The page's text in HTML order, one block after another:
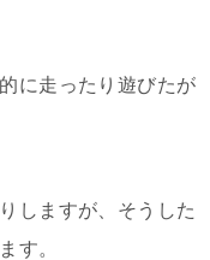
に走ったり遊びたが
しますが、そうした
す。